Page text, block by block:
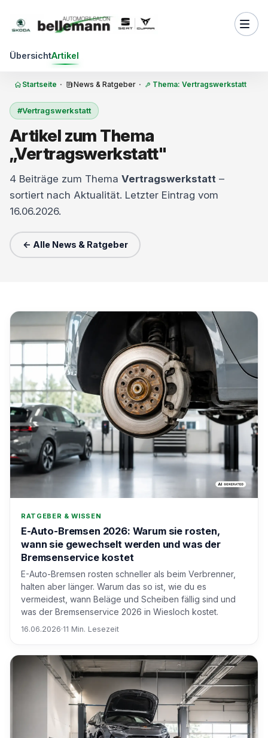
ÜbersichtArtikel
Startseite · News & Ratgeber · Thema: Vertragswerkstatt
#Vertragswerkstatt
Artikel zum Thema
„Vertragswerkstatt"
4 Beiträge zum Thema Vertragswerkstatt –
sortiert nach Aktualität. Letzter Eintrag vom
16.06.2026.
← Alle News & Ratgeber
RATGEBER & WISSEN
E-Auto-Bremsen 2026: Warum sie rosten,
wann sie gewechselt werden und was der
Bremsenservice kostet
E-Auto-Bremsen rosten schneller als beim Verbrenner,
halten aber länger. Warum das so ist, wie du es
vermeidest, wann Beläge und Scheiben fällig sind und
was der Bremsenservice 2026 in Wiesloch kostet.
16.06.2026·11 Min. Lesezeit